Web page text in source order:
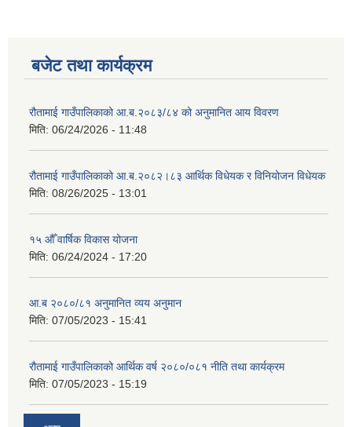
बजेट तथा कार्यक्रम
रौतामाई गाउँपालिकाको आ.ब.२०८३/८४ को अनुमानित आय विवरण
मिति: 06/24/2026 - 11:48
रौतामाई गाउँपालिकाको आ.ब.२०८२।८३ आर्थिक विधेयक र विनियोजन विधेयक
मिति: 08/26/2025 - 13:01
१५ औँ वार्षिक विकास योजना
मिति: 06/24/2024 - 17:20
आ.ब २०८०/८१ अनुमानित व्यय अनुमान
मिति: 07/05/2023 - 15:41
रौतामाई गाउँपालिकाको आर्थिक वर्ष २०८०/०८१ नीति तथा कार्यक्रम
मिति: 07/05/2023 - 15:19